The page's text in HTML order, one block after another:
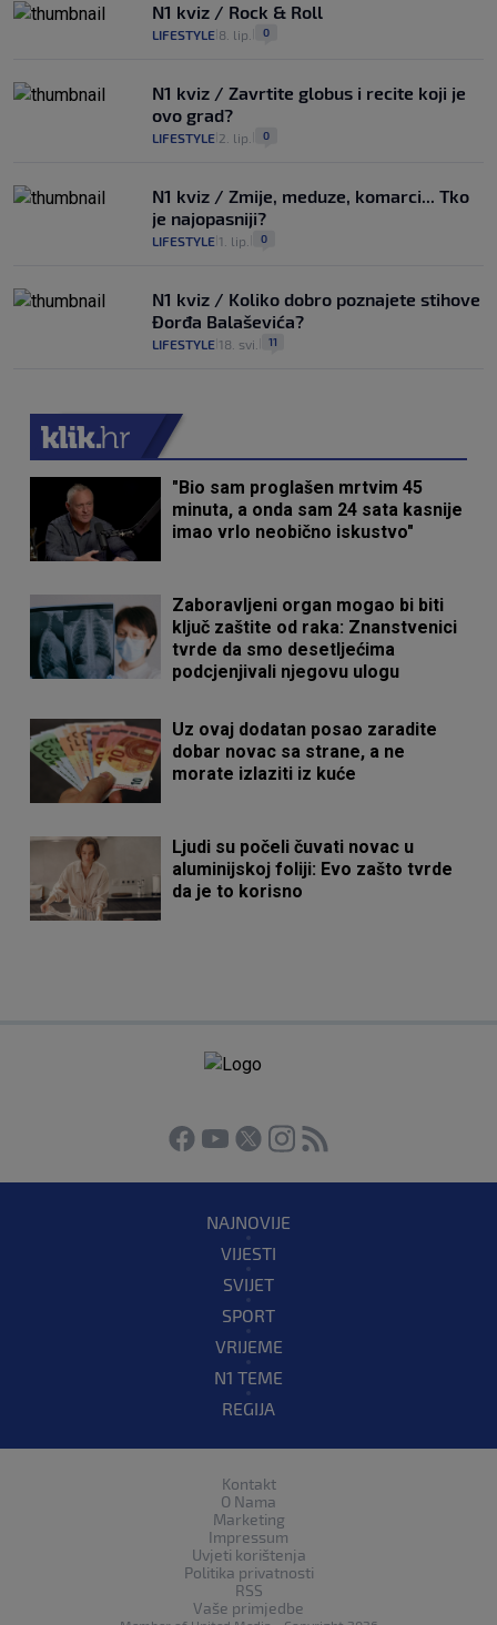
N1 kviz / Rock & Roll
LIFESTYLE 8. lip. 0
N1 kviz / Zavrtite globus i recite koji je
ovo grad?
LIFESTYLE 2. lip. 0
N1 kviz / Zmije, meduze, komarci... Tko
je najopasniji?
LIFESTYLE 1. lip. 0
N1 kviz / Koliko dobro poznajete stihove
Đorđa Balaševića?
LIFESTYLE 18. svi. 11
"Bio sam proglašen mrtvim 45
minuta, a onda sam 24 sata kasnije
imao vrlo neobično iskustvo"
Zaboravljeni organ mogao bi biti
ključ zaštite od raka: Znanstvenici
tvrde da smo desetljećima
podcjenjivali njegovu ulogu
Uz ovaj dodatan posao zaradite
dobar novac sa strane, a ne
morate izlaziti iz kuće
Ljudi su počeli čuvati novac u
aluminijskoj foliji: Evo zašto tvrde
da je to korisno
NAJNOVIJE
VIJESTI
SVIJET
SPORT
VRIJEME
N1 TEME
REGIJA
Kontakt
O Nama
Marketing
Impressum
Uvjeti korištenja
Politika privatnosti
RSS
Vaše primjedbe